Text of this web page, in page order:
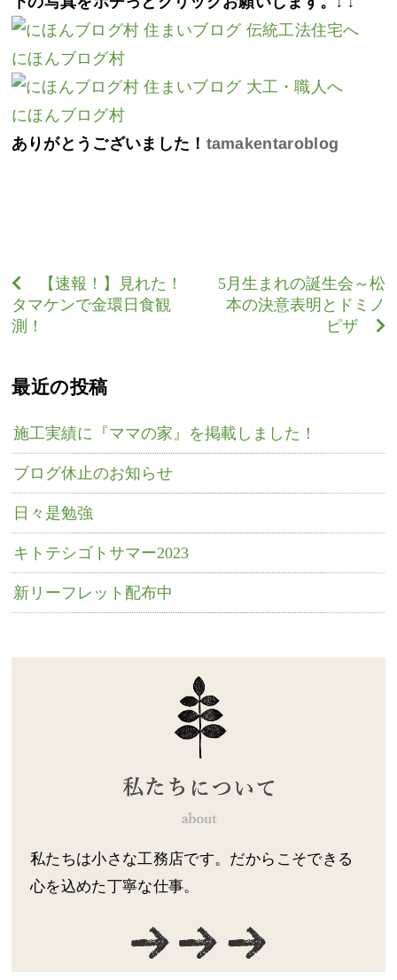
にほんブログ村
にほんブログ村
ありがとうございました！tamakentaroblog
【速報！】見れた！
タマケンで金環日食観
測！
5月生まれの誕生会～松
本の決意表明とドミノ
ピザ
最近の投稿
施工実績に『ママの家』を掲載しました！
ブログ休止のお知らせ
日々是勉強
キトテシゴトサマー2023
新リーフレット配布中
私たちは小さな工務店です。だからこそできる
心を込めた丁寧な仕事。